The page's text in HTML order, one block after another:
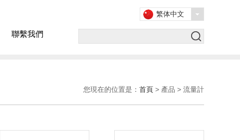
聯繫我們
繁体中文
您現在的位置是： 首頁 > 產品 > 流量計